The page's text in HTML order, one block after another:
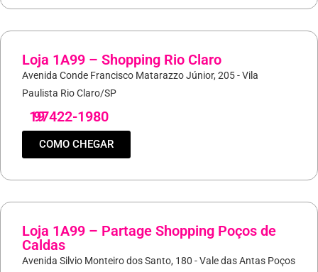
Loja 1A99 – Shopping Rio Claro
Avenida Conde Francisco Matarazzo Júnior, 205 - Vila
Paulista Rio Claro/SP
19
97422-1980
COMO CHEGAR
Loja 1A99 – Partage Shopping Poços de
Caldas
Avenida Silvio Monteiro dos Santo, 180 - Vale das Antas Poços